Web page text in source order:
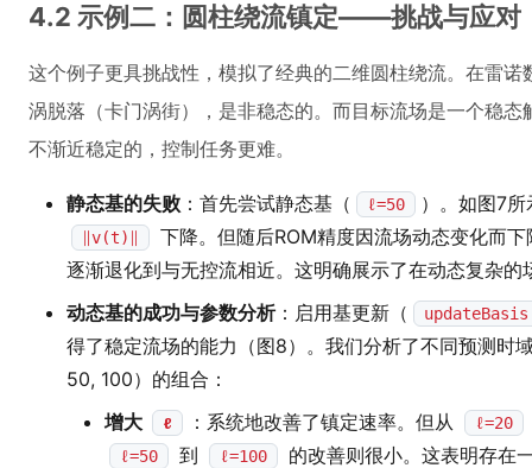
4.2 示例二：圆柱绕流镇定——挑战与应对
这个例子更具挑战性，模拟了经典的二维圆柱绕流。在雷
涡脱落（卡门涡街），是非稳态的。而目标流场是一个稳
不渐近稳定的，控制任务更难。
静态基的失败 ：首先尝试静态基（ ℓ=50 ）。如图7
∥v(t)∥
下降。但随后ROM精度因流场动态变化而
逐渐退化到与无控流相近。这明确展示了在动态复杂的
动态基的成功与参数分析：启用基更新（
得了稳定流场的能力（图8）。我们分析了不同预测时
50, 100）的组合：
增大
ℓ ：系统地改善了镇定速率。但从 ℓ=20
ℓ=50 到 ℓ=100
的改善则很小。这表明存在